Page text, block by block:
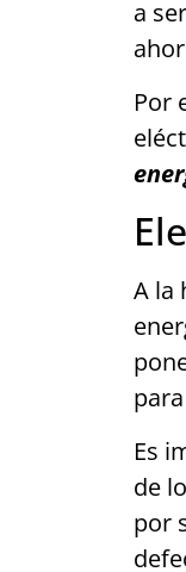
a
Por
A la
Es
de
por